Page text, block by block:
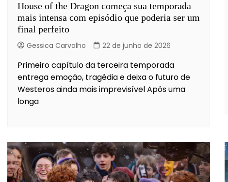
House of the Dragon começa sua temporada
mais intensa com episódio que poderia ser um
final perfeito
Gessica Carvalho 22 de junho de 2026
Primeiro capítulo da terceira temporada
entrega emoção, tragédia e deixa o futuro de
Westeros ainda mais imprevisível Após uma
longa